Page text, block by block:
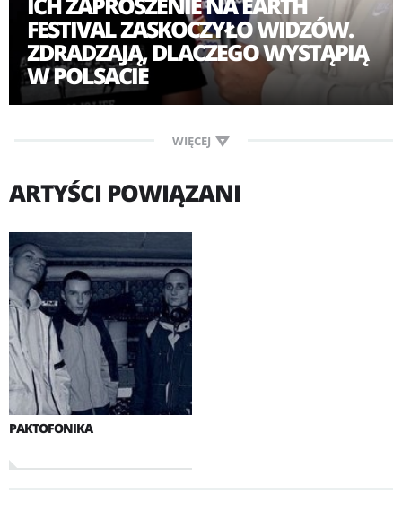
FESTIVAL ZASKOCZYŁO WIDZÓW.
ZDRADZAJĄ, DLACZEGO WYSTĄPIĄ
W POLSACIE
WIĘCEJ
ARTYŚCI POWIĄZANI
PAKTOFONIKA